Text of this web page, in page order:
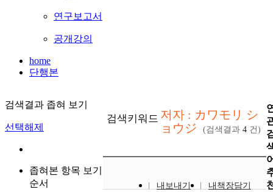
연구보고서
공개강의
home
단행본
검색결과 좁혀 보기
선택해제
좁혀본 항목 보기
순서
검색키워드 저자 : カワモリ シ
ョウジ
(검색결과 4 건)
내보내기
내책장담기